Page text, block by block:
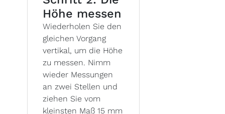
Höhe messen
Wiederholen Sie den
gleichen Vorgang
vertikal, um die Höhe
zu messen. Nimm
wieder Messungen
an zwei Stellen und
ziehen Sie vom
kleinsten Maß 15 mm